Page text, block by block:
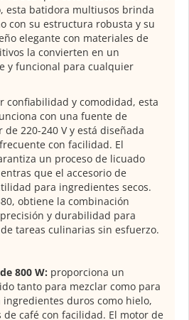
esta batidora multiusos brinda
con su estructura robusta y su
elegante con materiales de
la convierten en un
y funcional para cualquier
confiabilidad y comodidad, esta
con una fuente de
220-240 V y está diseñada
con facilidad. El
un proceso de licuado
que el accesorio de
para ingredientes secos.
obtiene la combinación
y durabilidad para
tareas culinarias sin esfuerzo.
800 W: proporciona un
tanto para mezclar como para
ingredientes duros como hielo,
de café con facilidad. El motor de